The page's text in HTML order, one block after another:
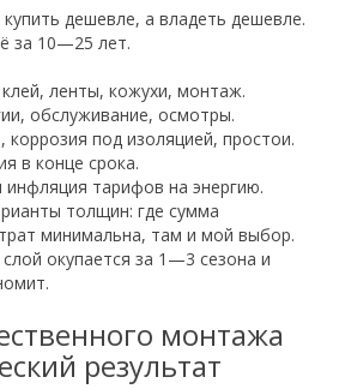
дешевле, а владеть дешевле.
за 10—25 лет.
ленты, кожухи, монтаж.
обслуживание, осмотры.
коррозия под изоляцией, простои.
в конце срока.
инфляция тарифов на энергию.
толщин: где сумма
минимальна, там и мой выбор.
окупается за 1—3 сезона и
монтажа
результат